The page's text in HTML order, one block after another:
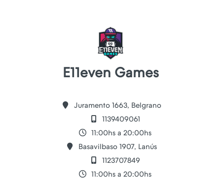
E11even Games
Juramento 1663, Belgrano
1139409061
11:00hs a 20:00hs
Basavilbaso 1907, Lanús
1123707849
11:00hs a 20:00hs